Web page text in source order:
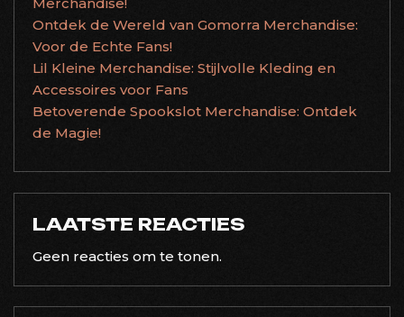
Ontdek de Wereld van Gomorra Merchandise:
Voor de Echte Fans!
Lil Kleine Merchandise: Stijlvolle Kleding en
Accessoires voor Fans
Betoverende Spookslot Merchandise: Ontdek
de Magie!
LAATSTE REACTIES
Geen reacties om te tonen.